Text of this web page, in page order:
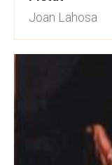
Joan Lahosa